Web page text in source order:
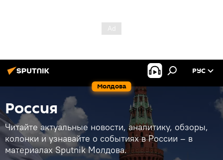
Молдова
РУС
Россия
Читайте актуальные новости, аналитику, обзоры,
колонки и узнавайте о событиях в России – в
материалах Sputnik Молдова.